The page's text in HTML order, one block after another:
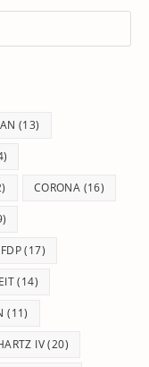
(13)
CORONA (16)
FDP(17)
(14)
(11)
IV(20)